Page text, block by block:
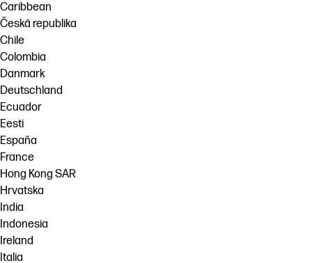
Caribbean
Česká republika
Chile
Colombia
Danmark
Deutschland
Ecuador
Eesti
España
France
Hong Kong SAR
Hrvatska
India
Indonesia
Ireland
Italia